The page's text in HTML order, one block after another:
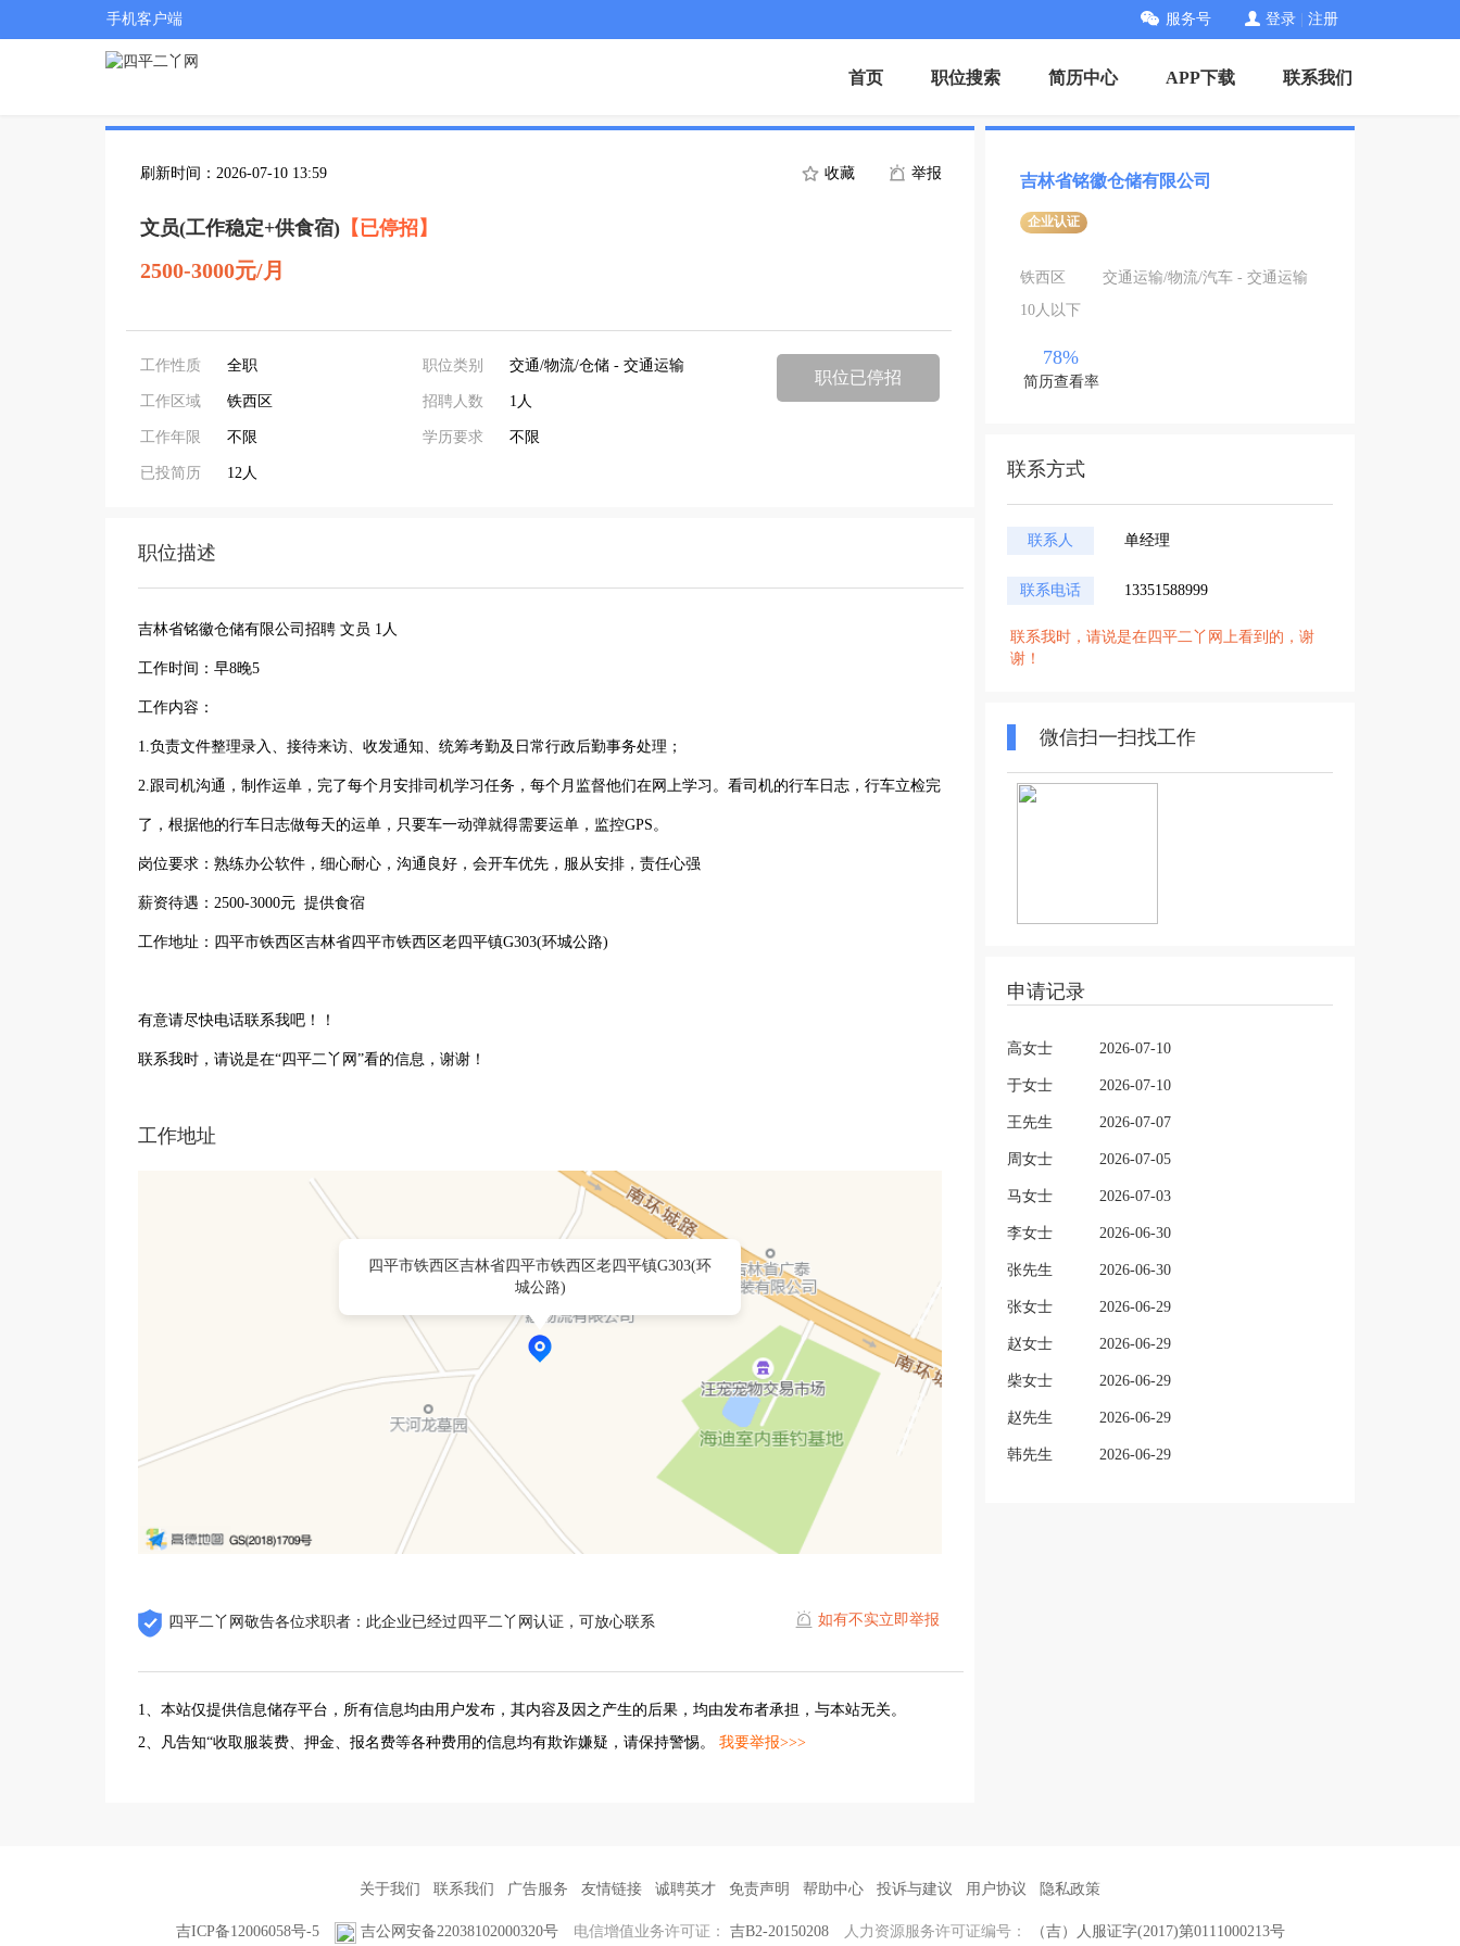
手机客户端 服务号 登录 注册
首页 职位搜索 简历中心 APP下载 联系我们
刷新时间：2026-07-10 13:59 收藏 举报
文员(工作稳定+供食宿) 【已停招】
2500-3000元/月
工作性质 全职
工作区域 铁西区
工作年限 不限
已投简历 12人
职位类别 交通/物流/仓储 - 交通运输
招聘人数 1人
学历要求 不限
职位已停招
职位描述
吉林省铭徽仓储有限公司招聘 文员 1人
工作时间：早8晚5
工作内容：
1.负责文件整理录入、接待来访、收发通知、统筹考勤及日常行政后勤事务处理；
2.跟司机沟通，制作运单，完了每个月安排司机学习任务，每个月监督他们在网上学习。看司机的行车日志，行车立检完
了，根据他的行车日志做每天的运单，只要车一动弹就得需要运单，监控GPS。
岗位要求：熟练办公软件，细心耐心，沟通良好，会开车优先，服从安排，责任心强
薪资待遇：2500-3000元 提供食宿
工作地址：四平市铁西区吉林省四平市铁西区老四平镇G303(环城公路)
有意请尽快电话联系我吧！！
联系我时，请说是在“四平二丫网”看的信息，谢谢！
工作地址
四平市铁西区吉林省四平市铁西区老四平镇G303(环
城公路)
四平二丫网敬告各位求职者：此企业已经过四平二丫网认证，可放心联系 如有不实立即举报
1、本站仅提供信息储存平台，所有信息均由用户发布，其内容及因之产生的后果，均由发布者承担，与本站无关。
2、凡告知“收取服装费、押金、报名费等各种费用的信息均有欺诈嫌疑，请保持警惕。 我要举报>>>
吉林省铭徽仓储有限公司
企业认证
铁西区
交通运输/物流/汽车 - 交通运输
10人以下
78%
简历查看率
联系方式
联系人 单经理
联系电话 13351588999
联系我时，请说是在四平二丫网上看到的，谢
谢！
微信扫一扫找工作
申请记录
高女士 2026-07-10
于女士 2026-07-10
王先生 2026-07-07
周女士 2026-07-05
马女士 2026-07-03
李女士 2026-06-30
张先生 2026-06-30
张女士 2026-06-29
赵女士 2026-06-29
柴女士 2026-06-29
赵先生 2026-06-29
韩先生 2026-06-29
关于我们 联系我们 广告服务 友情链接 诚聘英才 免责声明 帮助中心 投诉与建议 用户协议 隐私政策
吉ICP备12006058号-5 吉公网安备22038102000320号 电信增值业务许可证： 吉B2-20150208 人力资源服务许可证编号： （吉）人服证字(2017)第0111000213号